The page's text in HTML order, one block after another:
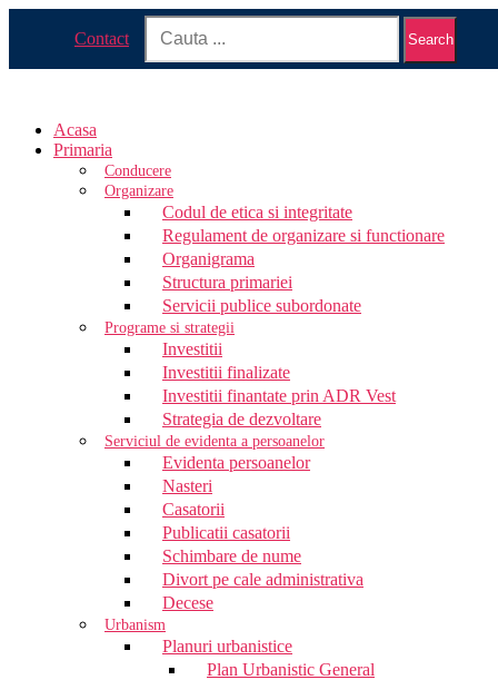
Contact Search
Acasa
Primaria
Conducere
Organizare
Codul de etica si integritate
Regulament de organizare si functionare
Organigrama
Structura primariei
Servicii publice subordonate
Programe si strategii
Investitii
Investitii finalizate
Investitii finantate prin ADR Vest
Strategia de dezvoltare
Serviciul de evidenta a persoanelor
Evidenta persoanelor
Nasteri
Casatorii
Publicatii casatorii
Schimbare de nume
Divort pe cale administrativa
Decese
Urbanism
Planuri urbanistice
Plan Urbanistic General